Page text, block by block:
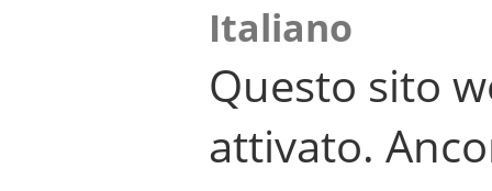
Italiano
Questo sito
attivato.